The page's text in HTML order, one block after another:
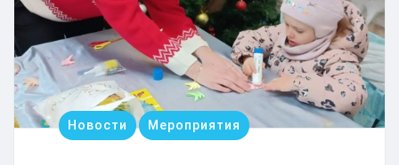
Новости Мероприятия